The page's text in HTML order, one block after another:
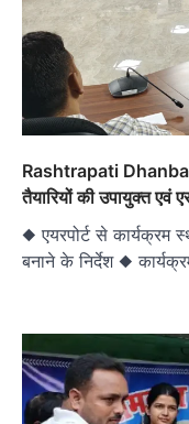
Rashtrapati Dhanbad
तैयारियों की उपायुक्त एवं
◆ एयरपोर्ट से कार्यक्रम
बनाने के निर्देश ◆